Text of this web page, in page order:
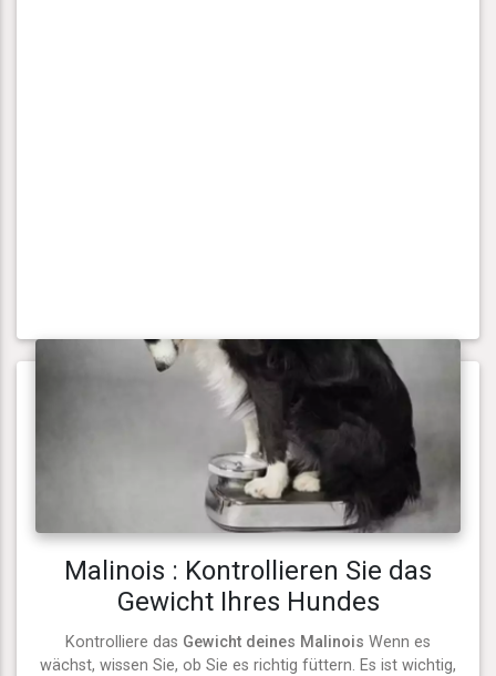
Malinois : Kontrollieren Sie das
Gewicht Ihres Hundes
Kontrolliere das Gewicht deines Malinois Wenn es
wächst, wissen Sie, ob Sie es richtig füttern. Es ist wichtig,